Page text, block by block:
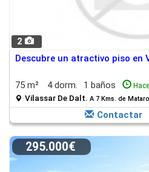
2
Descubre un atractivo piso en
75 m² 4 dorm. 1 baños
Vilassar De Dalt. A 7 Kms. de Mataro
Contactar
295.000€